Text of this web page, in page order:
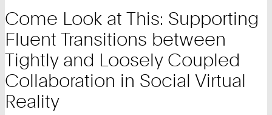
Come Look at This: Supporting
Fluent Transitions between
Tightly and Loosely Coupled
Collaboration in Social Virtual
Reality